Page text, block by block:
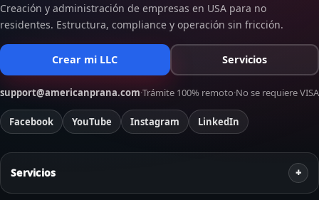
Creación y administración de empresas en USA para no
residentes. Estructura, compliance y operación sin fricción.
Crear mi LLC Servicios
support@americanprana.com·Trámite 100% remoto·No se requiere VISA
Facebook YouTube Instagram LinkedIn
Servicios